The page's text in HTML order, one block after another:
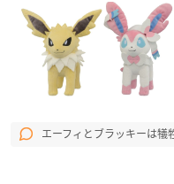
エーフィとブラッキーは